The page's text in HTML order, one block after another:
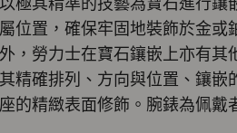
位置，確保牢固地裝飾於金或
，勞力士在寶石鑲嵌上亦有其
精確排列、方向與位置、鑲嵌
的精緻表面修飾。腕錶為佩戴